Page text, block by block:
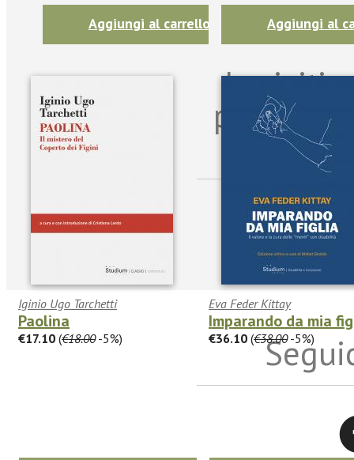
Aggiungi al carrello Aggiungi al
Iginio Ugo Tarchetti
Paolina
€17.10 (€18.00-5%)
Eva Feder Kittay
Imparando da mia
€36.10 (€38.00-5%)
Iscriviti
per
sulle